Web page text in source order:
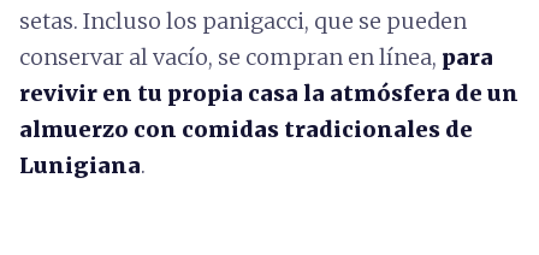
setas. Incluso los panigacci, que se pueden
conservar al vacío, se compran en línea, para
revivir en tu propia casa la atmósfera de un
almuerzo con comidas tradicionales de
Lunigiana.